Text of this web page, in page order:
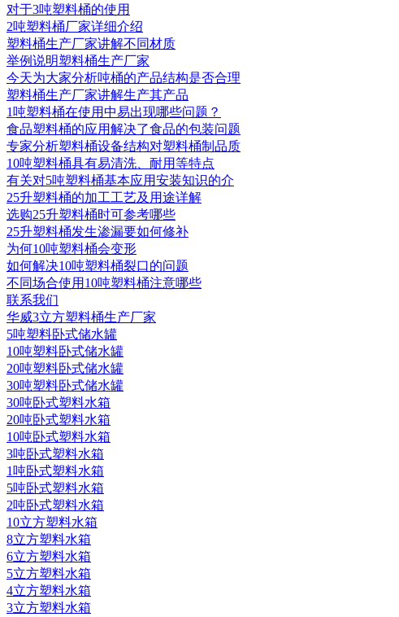
对于3吨塑料桶的使用
2吨塑料桶厂家详细介绍
塑料桶生产厂家讲解不同材质
举例说明塑料桶生产厂家
今天为大家分析吨桶的产品结构是否合理
塑料桶生产厂家讲解生产其产品
1吨塑料桶在使用中易出现哪些问题？
食品塑料桶的应用解决了食品的包装问题
专家分析塑料桶设备结构对塑料桶制品质
10吨塑料桶具有易清洗、耐用等特点
有关对5吨塑料桶基本应用安装知识的介
25升塑料桶的加工工艺及用途详解
选购25升塑料桶时可参考哪些
25升塑料桶发生渗漏要如何修补
为何10吨塑料桶会变形
如何解决10吨塑料桶裂口的问题
不同场合使用10吨塑料桶注意哪些
联系我们
华威3立方塑料桶生产厂家
5吨塑料卧式储水罐
10吨塑料卧式储水罐
20吨塑料卧式储水罐
30吨塑料卧式储水罐
30吨卧式塑料水箱
20吨卧式塑料水箱
10吨卧式塑料水箱
3吨卧式塑料水箱
1吨卧式塑料水箱
5吨卧式塑料水箱
2吨卧式塑料水箱
10立方塑料水箱
8立方塑料水箱
6立方塑料水箱
5立方塑料水箱
4立方塑料水箱
3立方塑料水箱